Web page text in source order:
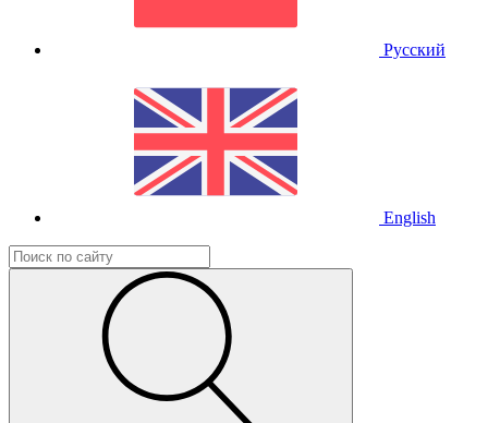
Русский
English